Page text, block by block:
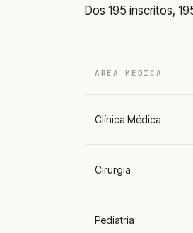
Dos 195 inscritos,
ÁREA MÉDICA
Clínica Médica
Cirurgia
Pediatria